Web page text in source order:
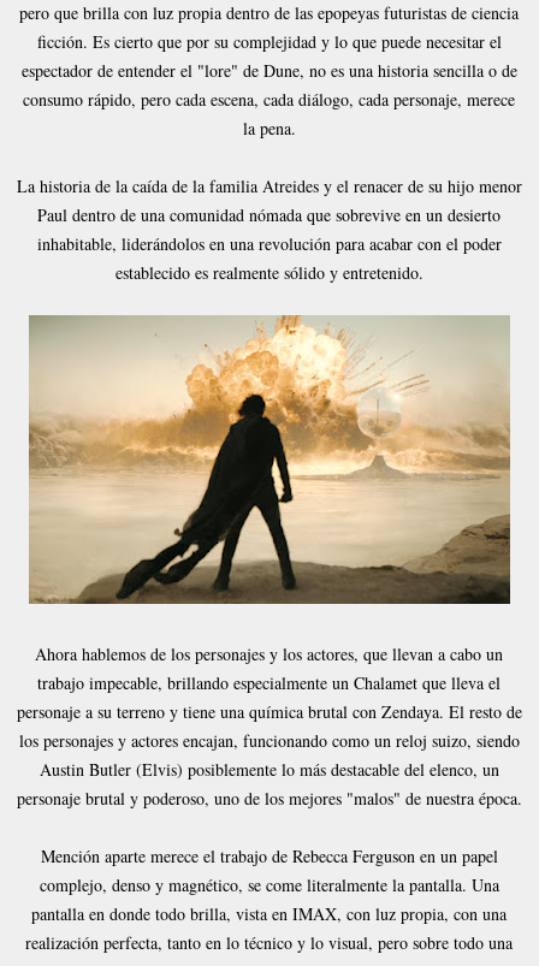
pero que brilla con luz propia dentro de las epopeyas futuristas de ciencia
ficción. Es cierto que por su complejidad y lo que puede necesitar el
espectador de entender el "lore" de Dune, no es una historia sencilla o de
consumo rápido, pero cada escena, cada diálogo, cada personaje, merece
la pena.
La historia de la caída de la familia Atreides y el renacer de su hijo menor
Paul dentro de una comunidad nómada que sobrevive en un desierto
inhabitable, liderándolos en una revolución para acabar con el poder
establecido es realmente sólido y entretenido.
Ahora hablemos de los personajes y los actores, que llevan a cabo un
trabajo impecable, brillando especialmente un Chalamet que lleva el
personaje a su terreno y tiene una química brutal con Zendaya. El resto de
los personajes y actores encajan, funcionando como un reloj suizo, siendo
Austin Butler (Elvis) posiblemente lo más destacable del elenco, un
personaje brutal y poderoso, uno de los mejores "malos" de nuestra época.
Mención aparte merece el trabajo de Rebecca Ferguson en un papel
complejo, denso y magnético, se come literalmente la pantalla. Una
pantalla en donde todo brilla, vista en IMAX, con luz propia, con una
realización perfecta, tanto en lo técnico y lo visual, pero sobre todo una